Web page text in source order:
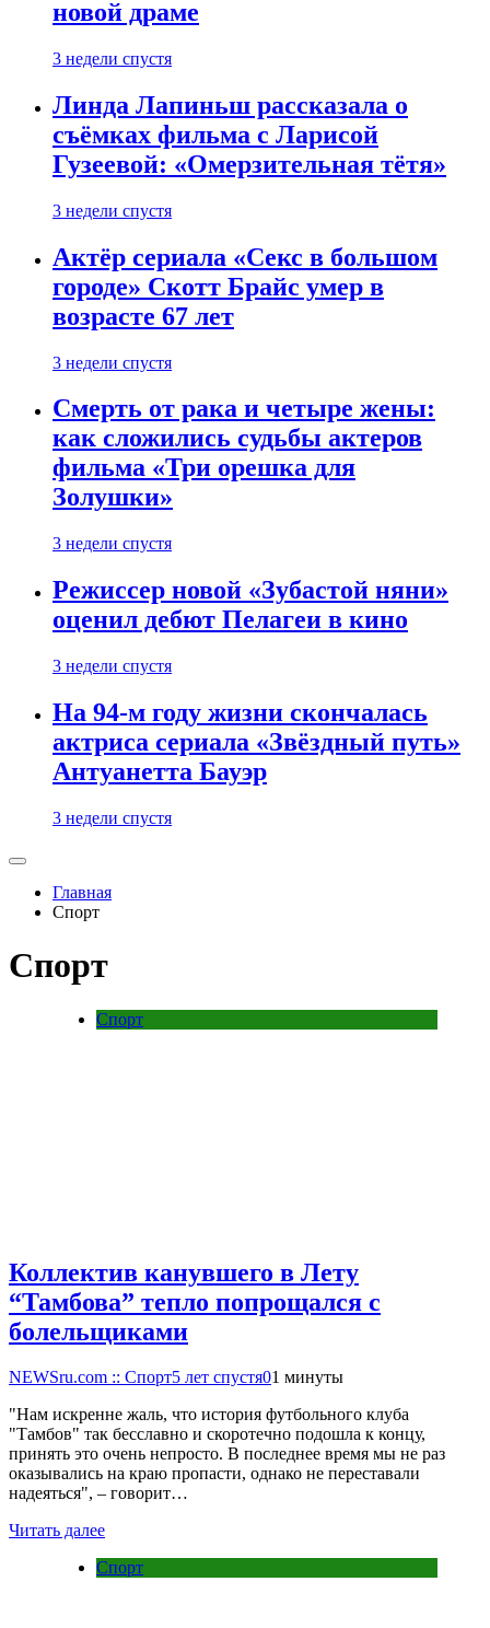
новой драме
3 недели спустя
Линда Лапиньш рассказала о
съёмках фильма с Ларисой
Гузеевой: «Омерзительная тётя»
3 недели спустя
Актёр сериала «Секс в большом
городе» Скотт Брайс умер в
возрасте 67 лет
3 недели спустя
Смерть от рака и четыре жены:
как сложились судьбы актеров
фильма «Три орешка для
Золушки»
3 недели спустя
Режиссер новой «Зубастой няни»
оценил дебют Пелагеи в кино
3 недели спустя
На 94-м году жизни скончалась
актриса сериала «Звёздный путь»
Антуанетта Бауэр
3 недели спустя
Главная
Спорт
Спорт
Спорт
Коллектив канувшего в Лету
“Тамбова” тепло попрощался с
болельщиками
NEWSru.com :: Спорт5 лет спустя01 минуты
"Нам искренне жаль, что история футбольного клуба
"Тамбов" так бесславно и скоротечно подошла к концу,
принять это очень непросто. В последнее время мы не раз
оказывались на краю пропасти, однако не переставали
надеяться", – говорит…
Читать далее
Спорт